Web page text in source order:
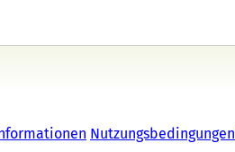
Nutzungsbedingungen